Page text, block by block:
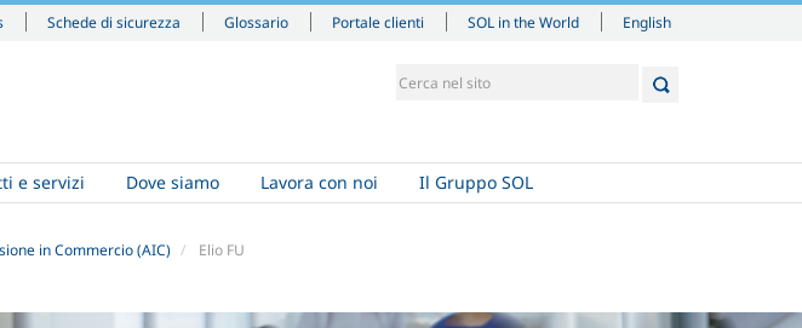
Schede di sicurezza Glossario Portale clienti SOL in the World English
e servizi Dove siamo Lavora con noi Il Gruppo SOL
in Commercio (AIC) Elio FU